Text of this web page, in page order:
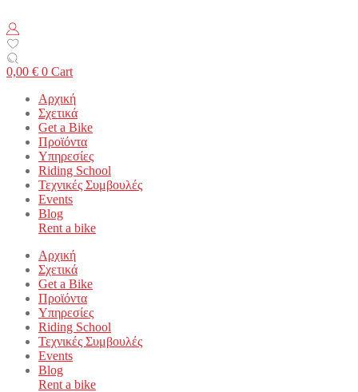
0,00 € 0 Cart
Αρχική
Σχετικά
Get a Bike
Προϊόντα
Υπηρεσίες
Riding School
Τεχνικές Συμβουλές
Events
Blog
Rent a bike
Αρχική
Σχετικά
Get a Bike
Προϊόντα
Υπηρεσίες
Riding School
Τεχνικές Συμβουλές
Events
Blog
Rent a bike